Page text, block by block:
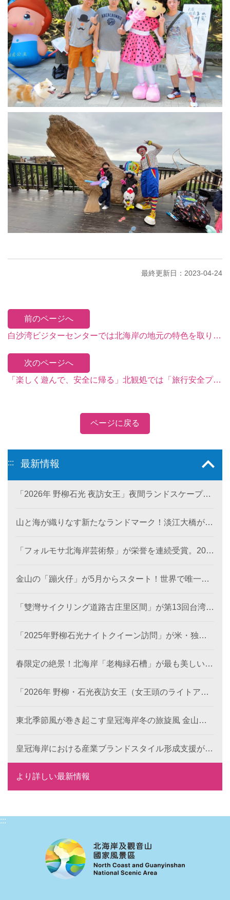
最終更新日：2023-04-24
前のページへ
白沙湾ビジターセンターでは北海岸の地元の特色を取り入れた展示を行なっています。アメリカの「Muse Design Awards 」の室内デザイン部門で銀賞を受賞。
次のページへ
「楽しく遊んで、安全に帰る」北観処では「旅行安全プロモーション週」に関連講座を開催。
ページに戻る
::: 最新情報
「2026年 野柳石光 夜訪女王」夜間ランドスケープ美
山と海が織りなす新たなランドマーク！淡江大橋が観
「フォルモサ北海岸芸術祭」が栄誉を連続受賞。202
もに2026年アメリカ「MUSEデザインアワード（金
金山の「蹦火仔」が5月からスタート！世界で唯一の
「雙灣サイクリング道路古庄里区間」が第13回台湾景
「2025年野柳石光ナイトクイーン訪問」が米・独・
ワーを照らす
春限定の絶景！北海岸「老梅緑石槽」が最も美しい季
「2026年 野柳・石光夜訪女王（女王頭のライトアッ
デジタル作品の公募が本日より開始、世界中から代表
東北季節風が巻き起こす皇冠海岸冬の旅旋風 金山・
皇冠海岸における産業ブランドスタイル形成支援が成
果を発揮： 6つの特色ある目玉で、地域ブランドの国
際競争力を向上
より詳しい最新情報
:::